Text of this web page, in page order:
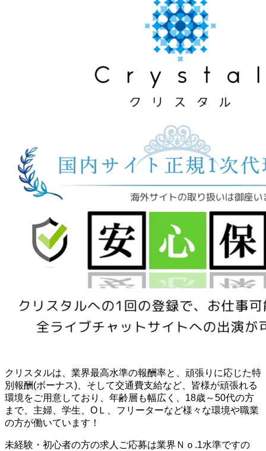
クリスタルは、業界最高水準の報酬率と、頑張りに応じた特
別報酬(ボーナス)、そして交通費支給など、皆様が頑張れる
環境をご用意しており、年齢層も幅広く、18歳～50代の方
まで、主婦、学生、OＬ、フリーターなど様々な環境や職業
の方が働いています！
未経験・初心者の方の求人ご応募は業界Ｎｏ.1水準ですの